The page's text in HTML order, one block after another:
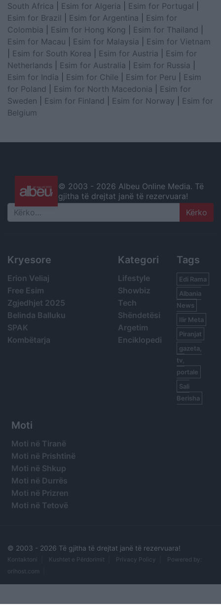
South Africa
Esim for Algeria Esim for Portugal
Esim for Brazil
Esim for Argentina
Esim for
Colombia
Esim for Hong Kong Esim for Thailand
Esim for Macau
Esim for Malaysia
Esim for Vietnam
Esim for South Korea Esim for Austria
Esim for
Netherlands
Esim for Australia Esim for Russia
Esim for India
Esim for Chile Esim for Peru
Esim
for Poland
Esim for North Macedonia
Esim for
Sweden
Esim for Finland Esim for Norway
Esim for
Belgium
© 2003 - 2026 Albeu Online Media. Të
gjitha të drejtat janë të rezervuara!
Search
Kryesore
Erion Veliaj
Free Esim
Zgjedhjet 2025
Belinda Balluku
SPAK
Kombëtarja
Kategori
Lifestyle
Showbiz
Tech
Shëndetësi
Argetim
Enciklopedi
Tags
Edi Rama
Albania
News
Ilir Meta
Piranjat
gazeta,
tv,
portale
Sali
Berisha
Moti
Moti në Tiranë
Moti në Prishtinë
Moti në Shkup
Moti në Durrës
Moti në Prizren
Moti në Tetovë
© 2003 - 2026 Të gjitha të drejtat janë të rezervuara!
Kontaktoni Kushtet e Përdorimit Privacy Policy
Powered by:
orihost.com